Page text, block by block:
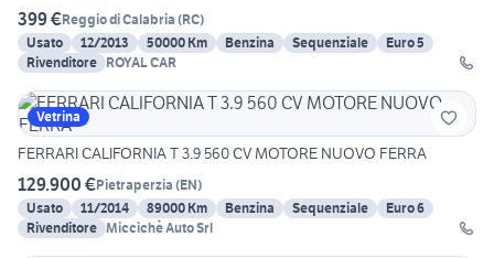
399 €Reggio di Calabria (RC)
Usato
12/2013 50000 Km Benzina Sequenziale
Euro 5
Rivenditore ROYAL CAR
Vetrina
FERRARI CALIFORNIA T 3.9 560 CV MOTORE NUOVO FERRA
129.900 €Pietraperzia (EN)
Usato
11/2014 89000 Km Benzina Sequenziale
Euro 6
Rivenditore Miccichè Auto Srl